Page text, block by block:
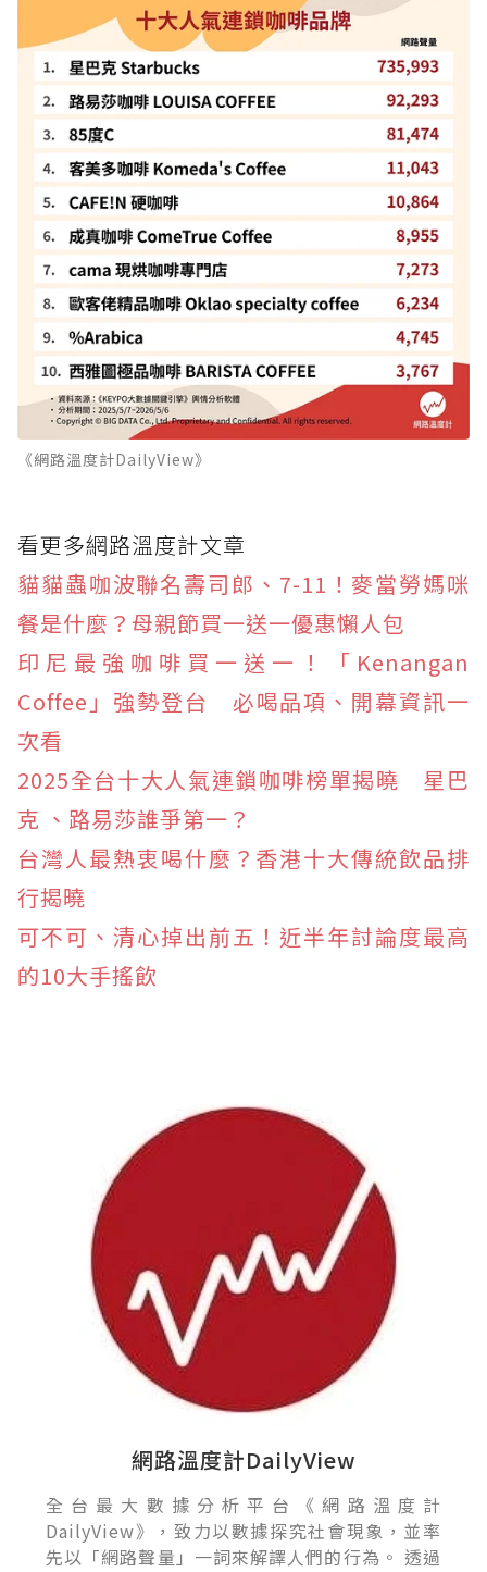
《網路溫度計DailyView》
看更多網路溫度計文章
貓貓蟲咖波聯名壽司郎、7-11！麥當勞媽咪
餐是什麼？母親節買一送一優惠懶人包
印尼最強咖啡買一送一！「Kenangan
Coffee」強勢登台 必喝品項、開幕資訊一
次看
2025全台十大人氣連鎖咖啡榜單揭曉 星巴
克 、路易莎誰爭第一？
台灣人最熱衷喝什麼？香港十大傳統飲品排
行揭曉
可不可、清心掉出前五！近半年討論度最高
的10大手搖飲
網路溫度計DailyView
全台最大數據分析平台《網路溫度計
DailyView》，致力以數據探究社會現象，並率
先以「網路聲量」一詞來解譯人們的行為。 透過